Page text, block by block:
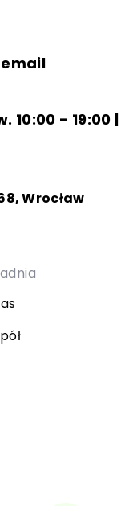
10:00 - 19:00 |
Wrocław